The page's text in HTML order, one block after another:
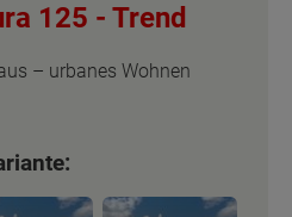
125 - Trend
– urbanes Wohnen